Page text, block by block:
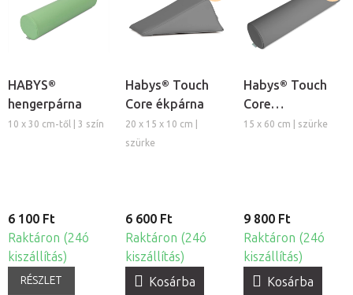
HABYS®
hengerpárna
10 x 30 cm-től | 3 szín
6 100 Ft
Raktáron (24ó
kiszállítás)
RÉSZLET
Habys® Touch
Core ékpárna
20 x 15 x 10 cm |
szürke
6 600 Ft
Raktáron (24ó
kiszállítás)
Kosárba
Habys® Touch
Core
hengerpárna
15 x 60 cm | szürke
9 800 Ft
Raktáron (24ó
kiszállítás)
Kosárba